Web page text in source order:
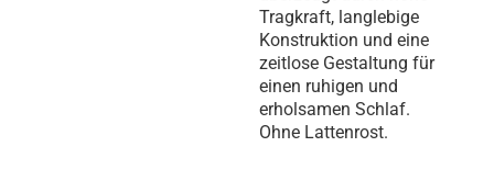
Tragkraft, langlebige
Konstruktion und eine
zeitlose Gestaltung für
einen ruhigen und
erholsamen Schlaf.
Ohne Lattenrost.